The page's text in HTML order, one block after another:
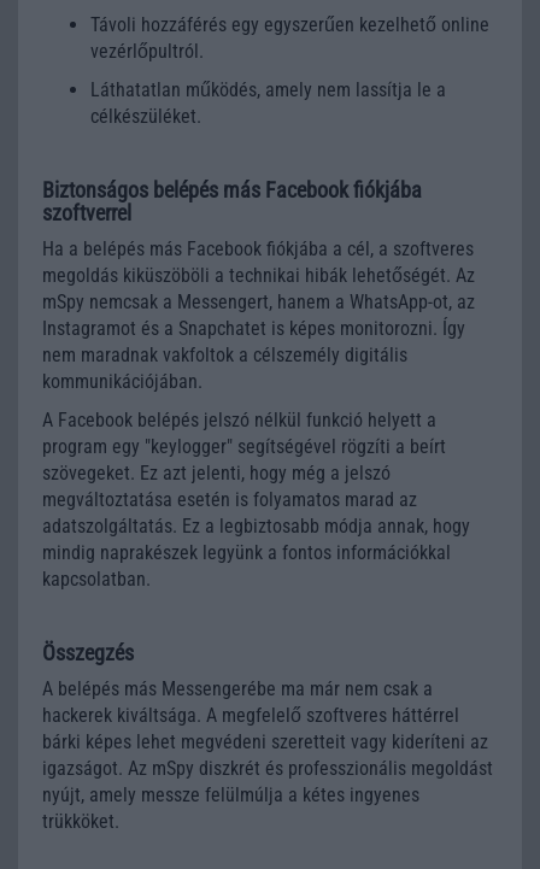
Távoli hozzáférés egy egyszerűen kezelhető online
vezérlőpultról.
Láthatatlan működés, amely nem lassítja le a
célkészüléket.
Biztonságos belépés más Facebook fiókjába
szoftverrel
Ha a belépés más Facebook fiókjába a cél, a szoftveres
megoldás kiküszöböli a technikai hibák lehetőségét. Az
mSpy nemcsak a Messengert, hanem a WhatsApp-ot, az
Instagramot és a Snapchatet is képes monitorozni. Így
nem maradnak vakfoltok a célszemély digitális
kommunikációjában.
A Facebook belépés jelszó nélkül funkció helyett a
program egy "keylogger" segítségével rögzíti a beírt
szövegeket. Ez azt jelenti, hogy még a jelszó
megváltoztatása esetén is folyamatos marad az
adatszolgáltatás. Ez a legbiztosabb módja annak, hogy
mindig naprakészek legyünk a fontos információkkal
kapcsolatban.
Összegzés
A belépés más Messengerébe ma már nem csak a
hackerek kiváltsága. A megfelelő szoftveres háttérrel
bárki képes lehet megvédeni szeretteit vagy kideríteni az
igazságot. Az mSpy diszkrét és professzionális megoldást
nyújt, amely messze felülmúlja a kétes ingyenes
trükköket.